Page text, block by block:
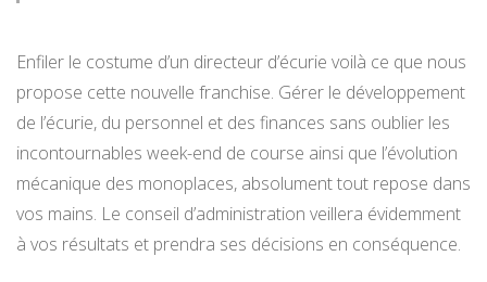
Enfiler le costume d’un directeur d’écurie voilà ce que nous
propose cette nouvelle franchise. Gérer le développement
de l’écurie, du personnel et des finances sans oublier les
incontournables week-end de course ainsi que l’évolution
mécanique des monoplaces, absolument tout repose dans
vos mains. Le conseil d’administration veillera évidemment
à vos résultats et prendra ses décisions en conséquence.